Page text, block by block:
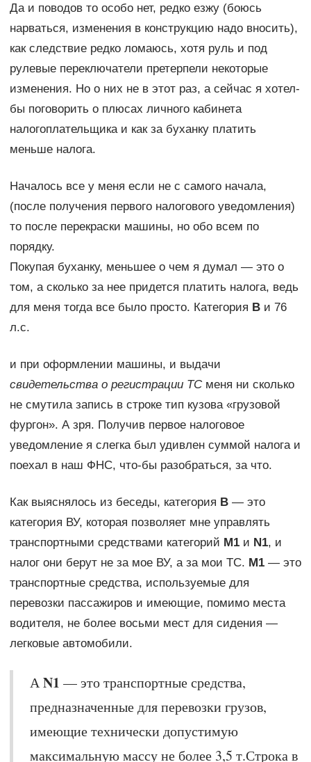
Да и поводов то особо нет, редко езжу (боюсь
нарваться, изменения в конструкцию надо вносить),
как следствие редко ломаюсь, хотя руль и под
рулевые переключатели претерпели некоторые
изменения. Но о них не в этот раз, а сейчас я хотел-
бы поговорить о плюсах личного кабинета
налогоплательщика и как за буханку платить
меньше налога.
Началось все у меня если не с самого начала,
(после получения первого налогового уведомления)
то после перекраски машины, но обо всем по
порядку.
Покупая буханку, меньшее о чем я думал — это о
том, а сколько за нее придется платить налога, ведь
для меня тогда все было просто. Категория Ви 76
л.с.
и при оформлении машины, и выдачи
свидетельства о регистрации ТСменя ни сколько
не смутила запись в строке тип кузова «грузовой
фургон». А зря. Получив первое налоговое
уведомление я слегка был удивлен суммой налога и
поехал в наш ФНС, что-бы разобраться, за что.
Как выяснялось из беседы, категория В— это
категория ВУ, которая позволяет мне управлять
транспортными средствами категорий М1и N1, и
налог они берут не за мое ВУ, а за мои ТС. М1— это
транспортные средства, используемые для
перевозки пассажиров и имеющие, помимо места
водителя, не более восьми мест для сидения —
легковые автомобили.
АN1 — это транспортные средства,
предназначенные для перевозки грузов,
имеющие технически допустимую
максимальную массу не более 3,5 т.Строка в